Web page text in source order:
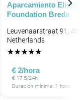
Aparcamiento
Foundation Breda
Leuvenaarstraat 91,
Netherlands
★★★★★
€ 2/hora
€ 17.5/24h
Duración mínima: 1 hora